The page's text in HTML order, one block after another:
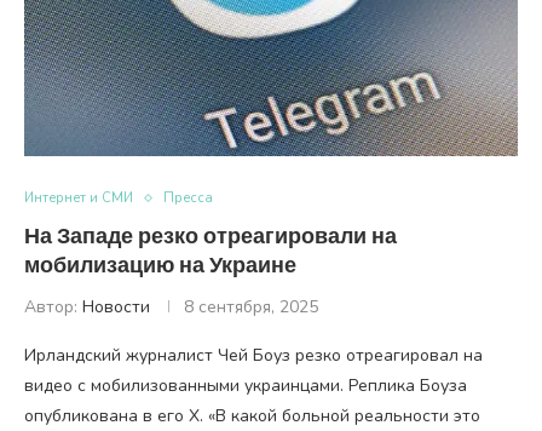
Интернет и СМИ Пресса
На Западе резко отреагировали на
мобилизацию на Украине
Автор: Новости 8 сентября, 2025
Ирландский журналист Чей Боуз резко отреагировал на
видео с мобилизованными украинцами. Реплика Боуза
опубликована в его X. «В какой больной реальности это